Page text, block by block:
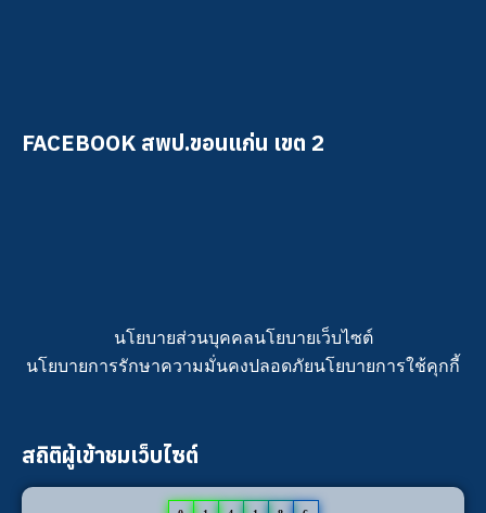
FACEBOOK สพป.ขอนแก่น เขต 2
นโยบายส่วนบุคคลนโยบายเว็บไซต์
นโยบายการรักษาความมั่นคงปลอดภัยนโยบายการใช้คุกกี้
สถิติผู้เข้าชมเว็บไซต์